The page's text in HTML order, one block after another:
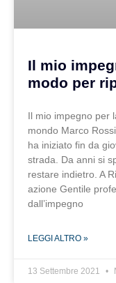
Il mio
modo per
Il mio impegno per
mondo Marco
ha iniziato fin da
strada. Da anni si
restare indietro. A
azione Gentile
dall’impegno
LEGGI ALTRO »
13 Settembre 2021